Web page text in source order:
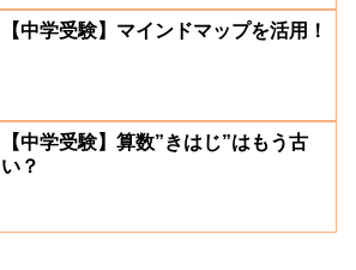
【中学受験】マインドマップを活用！
【中学受験】算数”きはじ”はもう古
い？